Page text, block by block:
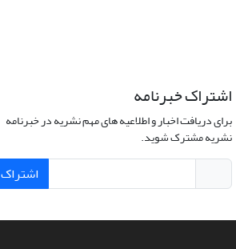
اشتراک خبرنامه
برای دریافت اخبار و اطلاعیه های مهم نشریه در خبرنامه
نشریه مشترک شوید.
اشتراک